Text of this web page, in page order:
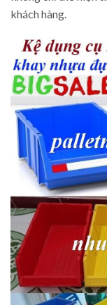
khách hàng.